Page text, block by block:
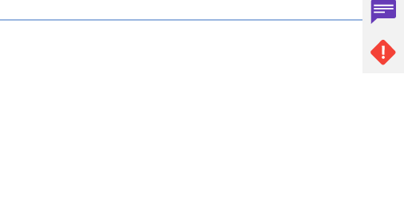
रिक्त पदमा स्थायी शिक्षक सरुवा सम्बन्धमा ।।।